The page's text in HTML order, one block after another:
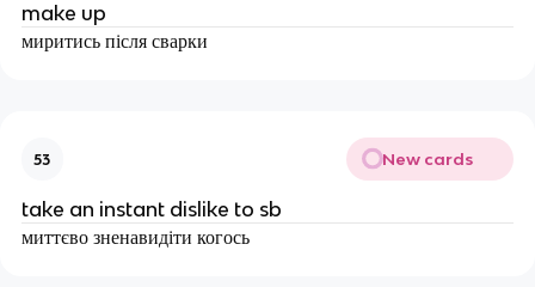
make up
миритись після сварки
53 New cards
take an instant dislike to sb
миттєво зненавидіти когось